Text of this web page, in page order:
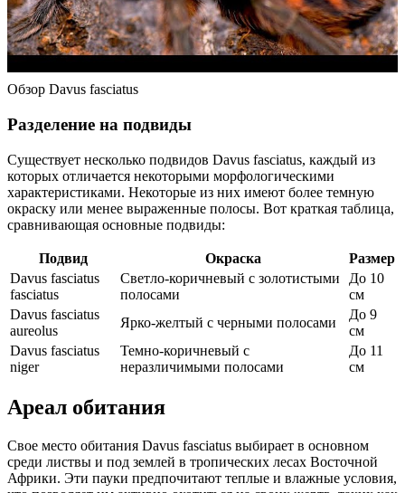
Обзор Davus fasciatus
Разделение на подвиды
Существует несколько подвидов Davus fasciatus, каждый из
которых отличается некоторыми морфологическими
характеристиками. Некоторые из них имеют более темную
окраску или менее выраженные полосы. Вот краткая таблица,
сравнивающая основные подвиды:
Подвид Окраска
Размер
Davus fasciatus
fasciatus
Светло-коричневый с золотистыми
полосами
До 10
см
Davus fasciatus
aureolus
Ярко-желтый с черными полосами
До 9
см
Davus fasciatus
niger
Темно-коричневый с
неразличимыми полосами
До 11
см
Ареал обитания
Свое место обитания Davus fasciatus выбирает в основном
среди листвы и под землей в тропических лесах Восточной
Африки. Эти пауки предпочитают теплые и влажные условия,